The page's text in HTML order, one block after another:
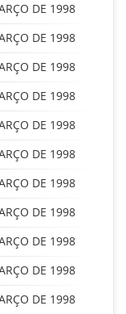
DE 1998
DE 1998
DE 1998
DE 1998
DE 1998
DE 1998
DE 1998
DE 1998
DE 1998
DE 1998
DE 1998